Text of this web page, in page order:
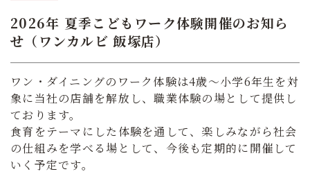
2026年 夏季こどもワーク体験開催のお知ら
せ（ワンカルビ 飯塚店）
ワン・ダイニングのワーク体験は4歳〜小学6年生を対
象に当社の店舗を解放し、職業体験の場として提供し
ております。
食育をテーマにした体験を通して、楽しみながら社会
の仕組みを学べる場として、今後も定期的に開催して
いく予定です。